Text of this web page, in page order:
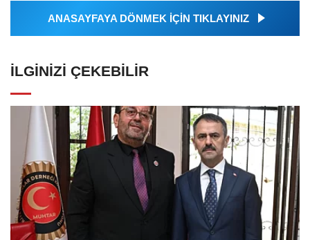
ANASAYFAYA DÖNMEK İÇİN TIKLAYINIZ
İLGINIZI ÇEKEBILIR